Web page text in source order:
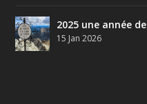
2025 une année
15 Jan 2026